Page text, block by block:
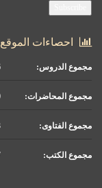
احصاءات الموقع
مجموع الدروس:
مجموع المحاضرات:
مجموع الفتاوى:
مجموع الكتب: